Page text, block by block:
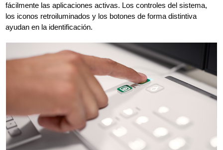
fácilmente las aplicaciones activas. Los controles del sistema,
los iconos retroiluminados y los botones de forma distintiva
ayudan en la identificación.